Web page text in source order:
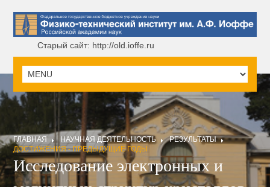
Старый сайт: http://old.ioffe.ru
ГЛАВНАЯ НАУЧНАЯ ДЕЯТЕЛЬНОСТЬ
РЕЗУЛЬТАТЫ
ДОСТИЖЕНИЯ - ПРЕДЫДУЩИЕ ГОДЫ
Исследование электронных и